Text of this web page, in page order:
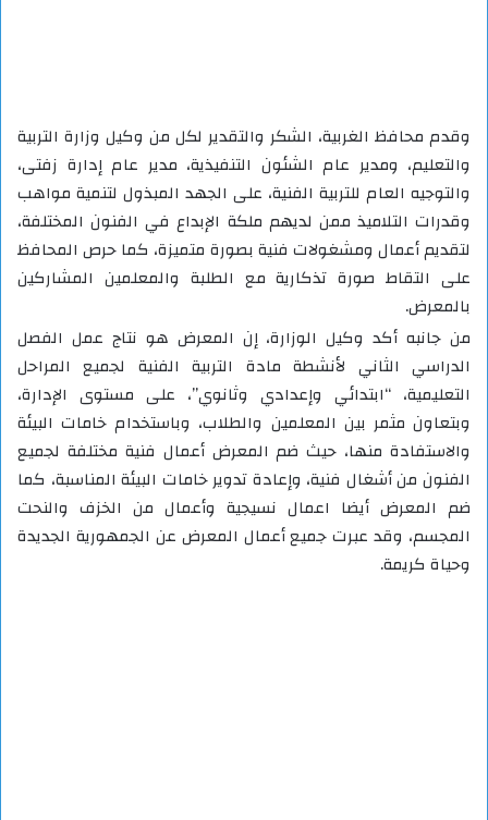
وقدم محافظ الغربية، الشكر والتقدير لكل من وكيل وزارة التربية
والتعليم، ومدير عام الشئون التنفيذية، مدير عام إدارة زفتى،
والتوجيه العام للتربية الفنية، على الجهد المبذول لتنمية مواهب
وقدرات التلاميذ ممن لديهم ملكة الإبداع في الفنون المختلفة،
لتقديم أعمال ومشغولات فنية بصورة متميزة، كما حرص المحافظ
على التقاط صورة تذكارية مع الطلبة والمعلمين المشاركين
بالمعرض.
من جانبه أكد وكيل الوزارة، إن المعرض هو نتاج عمل الفصل
الدراسي الثاني لأنشطة مادة التربية الفنية لجميع المراحل
التعليمية، “ابتدائي وإعدادي وثانوي”، على مستوى الإدارة،
وبتعاون مثمر بين المعلمين والطلاب، وباستخدام خامات البيئة
والاستفادة منها، حيث ضم المعرض أعمال فنية مختلفة لجميع
الفنون من أشغال فنية، وإعادة تدوير خامات البيئة المناسبة، كما
ضم المعرض أيضا اعمال نسيجية وأعمال من الخزف والنحت
المجسم، وقد عبرت جميع أعمال المعرض عن الجمهورية الجديدة
وحياة كريمة.